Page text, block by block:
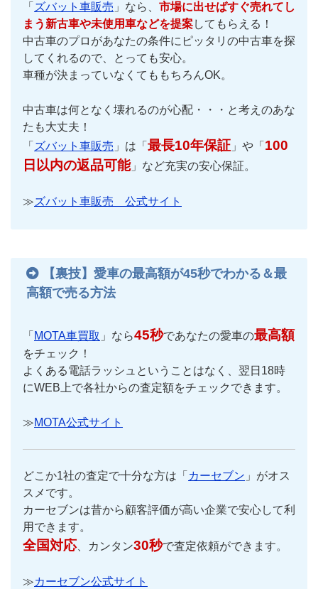
「 ズバット車販売 」なら、 市場に出せばすぐ売れてし
まう新古車や未使用車などを提案してもらえる！
中古車のプロがあなたの条件にピッタリの中古車を探
してくれるので、とっても安心。
車種が決まっていなくてももちろんOK。
中古車は何となく壊れるのが心配・・・と考えのあな
たも大丈夫！
「 ズバット車販売 」は「 最長10年保証 」や「 100
日以内の返品可能」など充実の安心保証。
≫ズバット車販売 公式サイト
【裏技】愛車の最高額が45秒でわかる＆最
高額で売る方法
「 MOTA車買取 」なら45秒であなたの愛車の最高額
をチェック！
よくある電話ラッシュということはなく、翌日18時
にWEB上で各社からの査定額をチェックできます。
≫MOTA公式サイト
どこか1社の査定で十分な方は「 カーセブン 」がオス
スメです。
カーセブンは昔から顧客評価が高い企業で安心して利
用できます。
全国対応、カンタン30秒で査定依頼ができます。
≫カーセブン公式サイト